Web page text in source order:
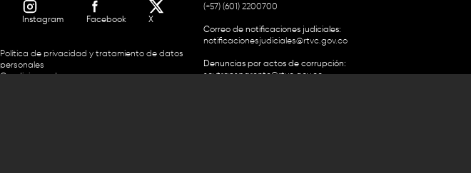
Instagram Facebook X
Política de privacidad y tratamiento de datos
personales
(+57) (601) 2200700
Correo de notificaciones judiciales:
notificacionesjudiciales@rtvc.gov.co
Denuncias por actos de corrupción:
soytransparente@rtvc.gov.co